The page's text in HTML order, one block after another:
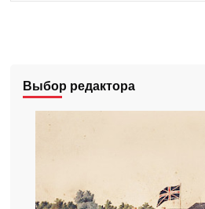
Выбор редактора